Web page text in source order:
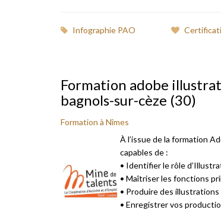
Infographie PAO
Formation adobe
bagnols-sur-cèze (30)
Formation à Nîmes
À l’issue de la formation
capables de :
• Identifier le rôle
• Maîtriser les fonctions
• Produire des
• Enregistrer vos